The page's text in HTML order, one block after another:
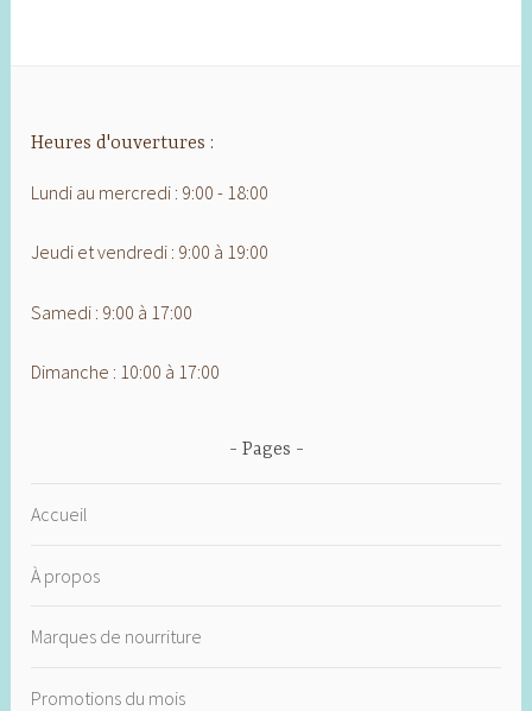
Heures d'ouvertures :
Lundi au mercredi : 9:00 - 18:00
Jeudi et vendredi : 9:00 à 19:00
Samedi : 9:00 à 17:00
Dimanche : 10:00 à 17:00
Pages
Accueil
À propos
Marques de nourriture
Promotions du mois